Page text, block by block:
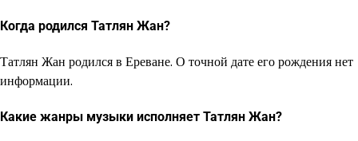
Когда родился Татлян Жан?
Татлян Жан родился в Ереване. О точной дате его рождения нет
информации.
Какие жанры музыки исполняет Татлян Жан?